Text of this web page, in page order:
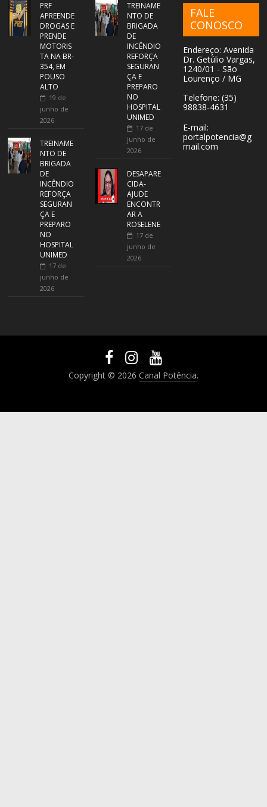
PRF
APREENDE
DROGAS E
PRENDE
MOTORIS
TA NA BR-
354, EM
POUSO
ALTO
19 de
junho de
2026
TREINAME
NTO DE
BRIGADA
DE
INCÊNDIO
REFORÇA
SEGURAN
ÇA E
PREPARO
NO
HOSPITAL
UNIMED
17 de
junho de
2026
TREINAME
NTO DE
BRIGADA
DE
INCÊNDIO
REFORÇA
SEGURAN
ÇA E
PREPARO
NO
HOSPITAL
UNIMED
17 de
junho de
2026
DESAPARE
CIDA-
AJUDE
ENCONTR
AR A
ROSELENE
17 de
junho de
2026
FALE
CONOSCO
Endereço: Avenida
Dr. Getúlio Vargas,
1240/01 - São
Lourenço / MG
Telefone: (35)
98838-4631
E-mail:
portalpotencia@g
mail.com
Copyright © 2026 Canal Potência.